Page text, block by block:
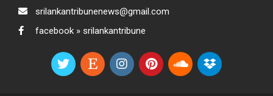
srilankantribunenews@gmail.com
facebook » srilankantribune